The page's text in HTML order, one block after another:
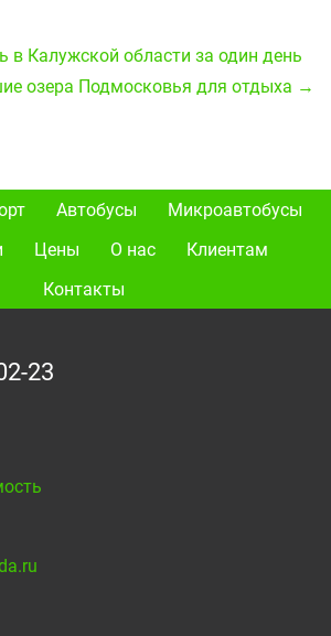
в Калужской области за один день
озера Подмосковья для отдыха →
Автобусы
Микроавтобусы
Цены О нас
Клиентам
Контакты
23